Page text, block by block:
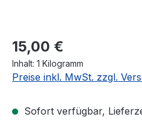
Regulärer Preis:
15,00 €
Inhalt: 1 Kilogramm
Preise inkl. MwSt. zzgl.
Sofort verfügbar,